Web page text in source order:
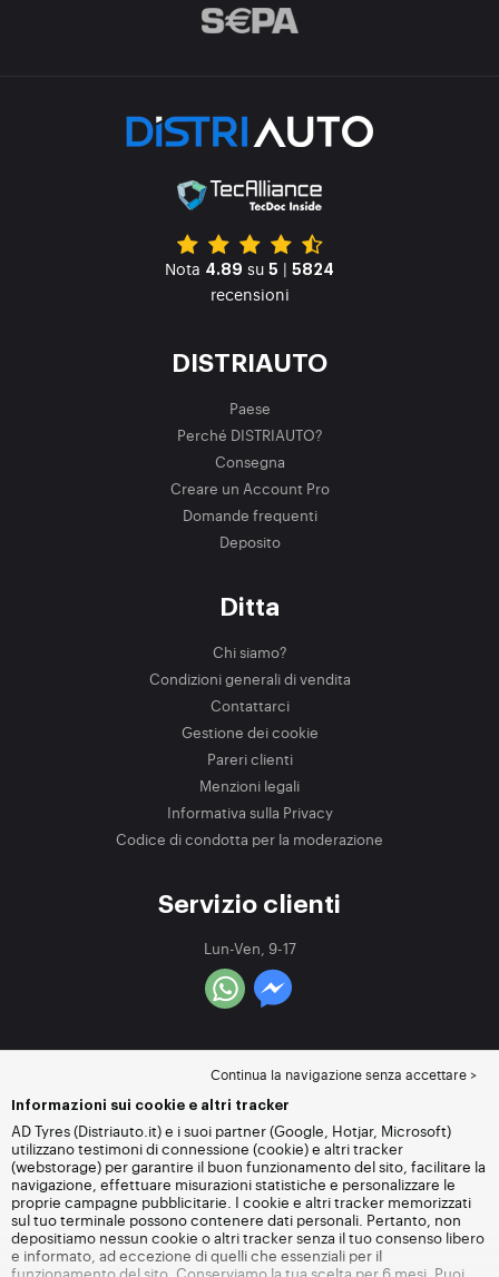
Nota 4.89 su 5 | 5824
recensioni
DISTRIAUTO
Paese
Perché DISTRIAUTO?
Consegna
Creare un Account Pro
Domande frequenti
Deposito
Ditta
Chi siamo?
Condizioni generali di vendita
Contattarci
Gestione dei cookie
Pareri clienti
Menzioni legali
Informativa sulla Privacy
Codice di condotta per la moderazione
Servizio clienti
Lun-Ven, 9-17
Continua la navigazione senza accettare >
Informazioni sui cookie e altri tracker
AD Tyres (Distriauto.it) e i suoi partner (Google, Hotjar, Microsoft)
utilizzano testimoni di connessione (cookie) e altri tracker
(webstorage) per garantire il buon funzionamento del sito, facilitare la
navigazione, effettuare misurazioni statistiche e personalizzare le
proprie campagne pubblicitarie. I cookie e altri tracker memorizzati
sul tuo terminale possono contenere dati personali. Pertanto, non
depositiamo nessun cookie o altri tracker senza il tuo consenso libero
e informato, ad eccezione di quelli che essenziali per il
funzionamento del sito. Conserviamo la tua scelta per 6 mesi. Puoi